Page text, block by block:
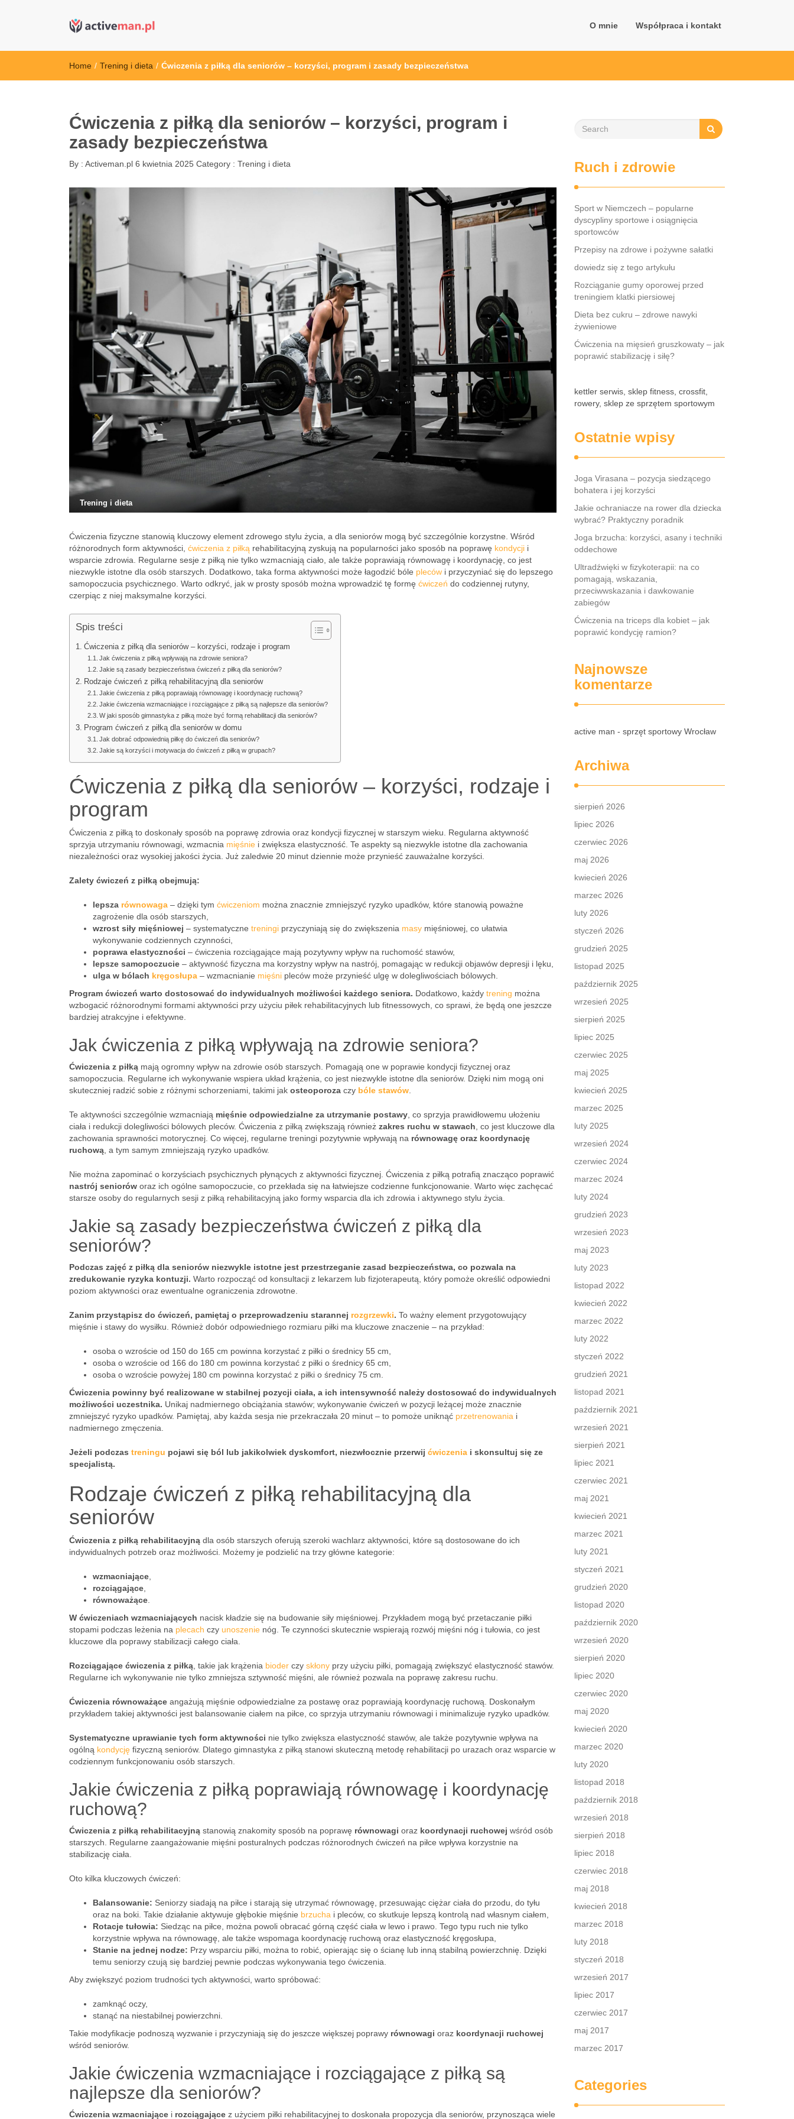
kettler serwis, sklep fitness, crossfit, rowery, sklep ze sprzętem sportowym
O mnie Współpraca i kontakt
Home / Trening i dieta / Ćwiczenia z piłką dla seniorów – korzyści, program i zasady bezpieczeństwa
Ćwiczenia z piłką dla seniorów – korzyści, program i
zasady bezpieczeństwa
By : Activeman.pl 6 kwietnia 2025 Category : Trening i dieta
Trening i dieta
Ćwiczenia fizyczne stanowią kluczowy element zdrowego stylu życia, a dla seniorów mogą być szczególnie korzystne. Wśród
różnorodnych form aktywności, ćwiczenia z piłką rehabilitacyjną zyskują na popularności jako sposób na poprawę kondycji i
wsparcie zdrowia. Regularne sesje z piłką nie tylko wzmacniają ciało, ale także poprawiają równowagę i koordynację, co jest
niezwykle istotne dla osób starszych. Dodatkowo, taka forma aktywności może łagodzić bóle pleców i przyczyniać się do lepszego
samopoczucia psychicznego. Warto odkryć, jak w prosty sposób można wprowadzić tę formę ćwiczeń do codziennej rutyny,
czerpiąc z niej maksymalne korzyści.
Spis treści
Ćwiczenia z piłką dla seniorów – korzyści, rodzaje i program
Jak ćwiczenia z piłką wpływają na zdrowie seniora?
Jakie są zasady bezpieczeństwa ćwiczeń z piłką dla seniorów?
Rodzaje ćwiczeń z piłką rehabilitacyjną dla seniorów
Jakie ćwiczenia z piłką poprawiają równowagę i koordynację ruchową?
Jakie ćwiczenia wzmacniające i rozciągające z piłką są najlepsze dla seniorów?
W jaki sposób gimnastyka z piłką może być formą rehabilitacji dla seniorów?
Program ćwiczeń z piłką dla seniorów w domu
Jak dobrać odpowiednią piłkę do ćwiczeń dla seniorów?
Jakie są korzyści i motywacja do ćwiczeń z piłką w grupach?
Ćwiczenia z piłką dla seniorów – korzyści, rodzaje i
program
Ćwiczenia z piłką to doskonały sposób na poprawę zdrowia oraz kondycji fizycznej w starszym wieku. Regularna aktywność
sprzyja utrzymaniu równowagi, wzmacnia mięśnie i zwiększa elastyczność. Te aspekty są niezwykle istotne dla zachowania
niezależności oraz wysokiej jakości życia. Już zaledwie 20 minut dziennie może przynieść zauważalne korzyści.
Zalety ćwiczeń z piłką obejmują:
lepsza równowaga – dzięki tym ćwiczeniom można znacznie zmniejszyć ryzyko upadków, które stanowią poważne
zagrożenie dla osób starszych,
wzrost siły mięśniowej – systematyczne treningi przyczyniają się do zwiększenia masy mięśniowej, co ułatwia
wykonywanie codziennych czynności,
poprawa elastyczności – ćwiczenia rozciągające mają pozytywny wpływ na ruchomość stawów,
lepsze samopoczucie – aktywność fizyczna ma korzystny wpływ na nastrój, pomagając w redukcji objawów depresji i lęku,
ulga w bólach kręgosłupa – wzmacnianie mięśni pleców może przynieść ulgę w dolegliwościach bólowych.
Program ćwiczeń warto dostosować do indywidualnych możliwości każdego seniora. Dodatkowo, każdy trening można
wzbogacić różnorodnymi formami aktywności przy użyciu piłek rehabilitacyjnych lub fitnessowych, co sprawi, że będą one jeszcze
bardziej atrakcyjne i efektywne.
Jak ćwiczenia z piłką wpływają na zdrowie seniora?
Ćwiczenia z piłką mają ogromny wpływ na zdrowie osób starszych. Pomagają one w poprawie kondycji fizycznej oraz
samopoczucia. Regularne ich wykonywanie wspiera układ krążenia, co jest niezwykle istotne dla seniorów. Dzięki nim mogą oni
skuteczniej radzić sobie z różnymi schorzeniami, takimi jak osteoporoza czy bóle stawów
Te aktywności szczególnie wzmacniają mięśnie odpowiedzialne za utrzymanie postawy , co sprzyja prawidłowemu ułożeniu
ciała i redukcji dolegliwości bólowych pleców. Ćwiczenia z piłką zwiększają również zakres ruchu w stawach , co jest kluczowe dla
zachowania sprawności motorycznej. Co więcej, regularne treningi pozytywnie wpływają na równowagę oraz koordynację
ruchową , a tym samym zmniejszają ryzyko upadków.
Nie można zapominać o korzyściach psychicznych płynących z aktywności fizycznej. Ćwiczenia z piłką potrafią znacząco poprawić
nastrój seniorów oraz ich ogólne samopoczucie, co przekłada się na łatwiejsze codzienne funkcjonowanie. Warto więc zachęcać
starsze osoby do regularnych sesji z piłką rehabilitacyjną jako formy wsparcia dla ich zdrowia i aktywnego stylu życia.
Jakie są zasady bezpieczeństwa ćwiczeń z piłką dla
seniorów?
Podczas zajęć z piłką dla seniorów niezwykle istotne jest przestrzeganie zasad bezpieczeństwa, co pozwala na
zredukowanie ryzyka kontuzji. Warto rozpocząć od konsultacji z lekarzem lub fizjoterapeutą, który pomoże określić odpowiedni
poziom aktywności oraz ewentualne ograniczenia zdrowotne.
Zanim przystąpisz do ćwiczeń, pamiętaj o przeprowadzeniu starannej rozgrzewki. To ważny element przygotowujący
mięśnie i stawy do wysiłku. Również dobór odpowiedniego rozmiaru piłki ma kluczowe znaczenie – na przykład:
osoba o wzroście od 150 do 165 cm powinna korzystać z piłki o średnicy 55 cm,
osoba o wzroście od 166 do 180 cm powinna korzystać z piłki o średnicy 65 cm,
osoba o wzroście powyżej 180 cm powinna korzystać z piłki o średnicy 75 cm.
Ćwiczenia powinny być realizowane w stabilnej pozycji ciała, a ich intensywność należy dostosować do indywidualnych
możliwości uczestnika. Unikaj nadmiernego obciążania stawów; wykonywanie ćwiczeń w pozycji leżącej może znacznie
zmniejszyć ryzyko upadków. Pamiętaj, aby każda sesja nie przekraczała 20 minut – to pomoże uniknąć przetrenowania i
nadmiernego zmęczenia.
Jeżeli podczas treningu pojawi się ból lub jakikolwiek dyskomfort, niezwłocznie przerwij ćwiczenia i skonsultuj się ze
specjalistą.
Rodzaje ćwiczeń z piłką rehabilitacyjną dla
seniorów
Ćwiczenia z piłką rehabilitacyjną dla osób starszych oferują szeroki wachlarz aktywności, które są dostosowane do ich
indywidualnych potrzeb oraz możliwości. Możemy je podzielić na trzy główne kategorie:
wzmacniające
rozciągające
równoważące
W ćwiczeniach wzmacniających nacisk kładzie się na budowanie siły mięśniowej. Przykładem mogą być przetaczanie piłki
stopami podczas leżenia na plecach czy unoszenie nóg. Te czynności skutecznie wspierają rozwój mięśni nóg i tułowia, co jest
kluczowe dla poprawy stabilizacji całego ciała.
Rozciągające ćwiczenia z piłką , takie jak krążenia bioder czy skłony przy użyciu piłki, pomagają zwiększyć elastyczność stawów.
Regularne ich wykonywanie nie tylko zmniejsza sztywność mięśni, ale również pozwala na poprawę zakresu ruchu.
Ćwiczenia równoważące angażują mięśnie odpowiedzialne za postawę oraz poprawiają koordynację ruchową. Doskonałym
przykładem takiej aktywności jest balansowanie ciałem na piłce, co sprzyja utrzymaniu równowagi i minimalizuje ryzyko upadków.
Systematyczne uprawianie tych form aktywności nie tylko zwiększa elastyczność stawów, ale także pozytywnie wpływa na
ogólną kondycję fizyczną seniorów. Dlatego gimnastyka z piłką stanowi skuteczną metodę rehabilitacji po urazach oraz wsparcie w
codziennym funkcjonowaniu osób starszych.
Jakie ćwiczenia z piłką poprawiają równowagę i koordynację
ruchową?
Ćwiczenia z piłką rehabilitacyjną stanowią znakomity sposób na poprawę równowagi oraz koordynacji ruchowej wśród osób
starszych. Regularne zaangażowanie mięśni posturalnych podczas różnorodnych ćwiczeń na piłce wpływa korzystnie na
stabilizację ciała.
Oto kilka kluczowych ćwiczeń:
Balansowanie: Seniorzy siadają na piłce i starają się utrzymać równowagę, przesuwając ciężar ciała do przodu, do tyłu
oraz na boki. Takie działanie aktywuje głębokie mięśnie brzucha i pleców, co skutkuje lepszą kontrolą nad własnym ciałem,
Rotacje tułowia: Siedząc na piłce, można powoli obracać górną część ciała w lewo i prawo. Tego typu ruch nie tylko
korzystnie wpływa na równowagę, ale także wspomaga koordynację ruchową oraz elastyczność kręgosłupa,
Stanie na jednej nodze: Przy wsparciu piłki, można to robić, opierając się o ścianę lub inną stabilną powierzchnię. Dzięki
temu seniorzy czują się bardziej pewnie podczas wykonywania tego ćwiczenia.
Aby zwiększyć poziom trudności tych aktywności, warto spróbować:
zamknąć oczy,
stanąć na niestabilnej powierzchni.
Takie modyfikacje podnoszą wyzwanie i przyczyniają się do jeszcze większej poprawy równowagi oraz koordynacji ruchowej
wśród seniorów.
Jakie ćwiczenia wzmacniające i rozciągające z piłką są
najlepsze dla seniorów?
Ćwiczenia wzmacniające i rozciągające z użyciem piłki rehabilitacyjnej to doskonała propozycja dla seniorów, przynosząca wiele
Ruch i zdrowie
Sport w Niemczech – popularne
dyscypliny sportowe i osiągnięcia
sportowców
Przepisy na zdrowe i pożywne sałatki
dowiedz się z tego artykułu
Rozciąganie gumy oporowej przed
treningiem klatki piersiowej
Dieta bez cukru – zdrowe nawyki
żywieniowe
Ćwiczenia na mięsień gruszkowaty – jak
poprawić stabilizację i siłę?
kettler serwis, sklep fitness, crossfit,
rowery, sklep ze sprzętem sportowym
Ostatnie wpisy
Joga Virasana – pozycja siedzącego
bohatera i jej korzyści
Jakie ochraniacze na rower dla dziecka
wybrać? Praktyczny poradnik
Joga brzucha: korzyści, asany i techniki
oddechowe
Ultradźwięki w fizykoterapii: na co
pomagają, wskazania,
przeciwwskazania i dawkowanie
zabiegów
Ćwiczenia na triceps dla kobiet – jak
poprawić kondycję ramion?
Najnowsze
komentarze
active man - sprzęt sportowy Wrocław
Archiwa
sierpień 2026
lipiec 2026
czerwiec 2026
maj 2026
kwiecień 2026
marzec 2026
luty 2026
styczeń 2026
grudzień 2025
listopad 2025
październik 2025
wrzesień 2025
sierpień 2025
lipiec 2025
czerwiec 2025
maj 2025
kwiecień 2025
marzec 2025
luty 2025
wrzesień 2024
czerwiec 2024
marzec 2024
luty 2024
grudzień 2023
wrzesień 2023
maj 2023
luty 2023
listopad 2022
kwiecień 2022
marzec 2022
luty 2022
styczeń 2022
grudzień 2021
listopad 2021
październik 2021
wrzesień 2021
sierpień 2021
lipiec 2021
czerwiec 2021
maj 2021
kwiecień 2021
marzec 2021
luty 2021
styczeń 2021
grudzień 2020
listopad 2020
październik 2020
wrzesień 2020
sierpień 2020
lipiec 2020
czerwiec 2020
maj 2020
kwiecień 2020
marzec 2020
luty 2020
listopad 2018
październik 2018
wrzesień 2018
sierpień 2018
lipiec 2018
czerwiec 2018
maj 2018
kwiecień 2018
marzec 2018
luty 2018
styczeń 2018
wrzesień 2017
lipiec 2017
czerwiec 2017
maj 2017
marzec 2017
Categories